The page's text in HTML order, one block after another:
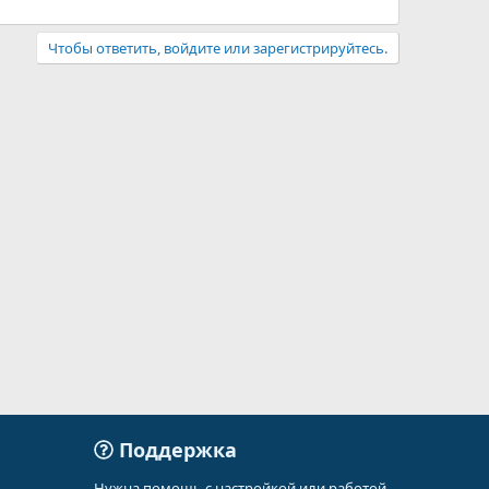
Чтобы ответить, войдите или зарегистрируйтесь.
Поддержка